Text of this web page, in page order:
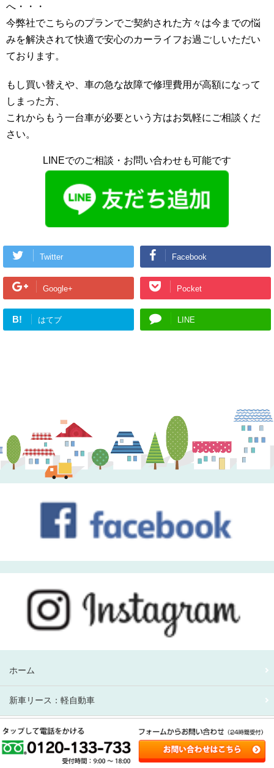
へ・・・
今弊社でこちらのプランでご契約された方々は今までの悩
みを解決されて快適で安心のカーライフお過ごしいただい
ております。
もし買い替えや、車の急な故障で修理費用が高額になって
しまった方、
これからもう一台車が必要という方はお気軽にご相談くだ
さい。
LINEでのご相談・お問い合わせも可能です
Twitter Facebook
Google+ Pocket
B! はてブ LINE
ホーム
新車リース：軽自動車
新車リース：アルファード